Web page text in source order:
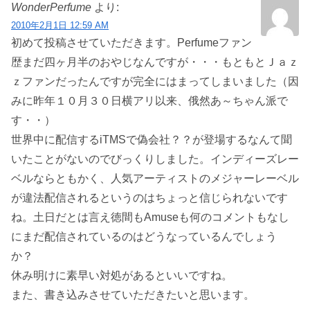
WonderPerfume より:
2010年2月1日 12:59 AM
初めて投稿させていただきます。Perfumeファン
歴まだ四ヶ月半のおやじなんですが・・・もともとＪａｚ
ｚファンだったんですが完全にはまってしまいました（因
みに昨年１０月３０日横アリ以来、俄然あ～ちゃん派で
す・・）
世界中に配信するiTMSで偽会社？？が登場するなんて聞
いたことがないのでびっくりしました。インディーズレー
ベルならともかく、人気アーティストのメジャーレーベル
が違法配信されるというのはちょっと信じられないです
ね。土日だとは言え徳間もAmuseも何のコメントもなし
にまだ配信されているのはどうなっているんでしょう
か？
休み明けに素早い対処があるといいですね。
また、書き込みさせていただきたいと思います。